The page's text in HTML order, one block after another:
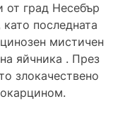
от град Несебър
последната
мистичен
яйчника . През
злокачествено